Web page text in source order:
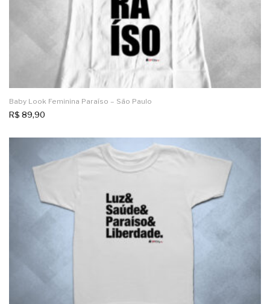
Baby Look Feminina Paraíso – São Paulo
R$ 89,90